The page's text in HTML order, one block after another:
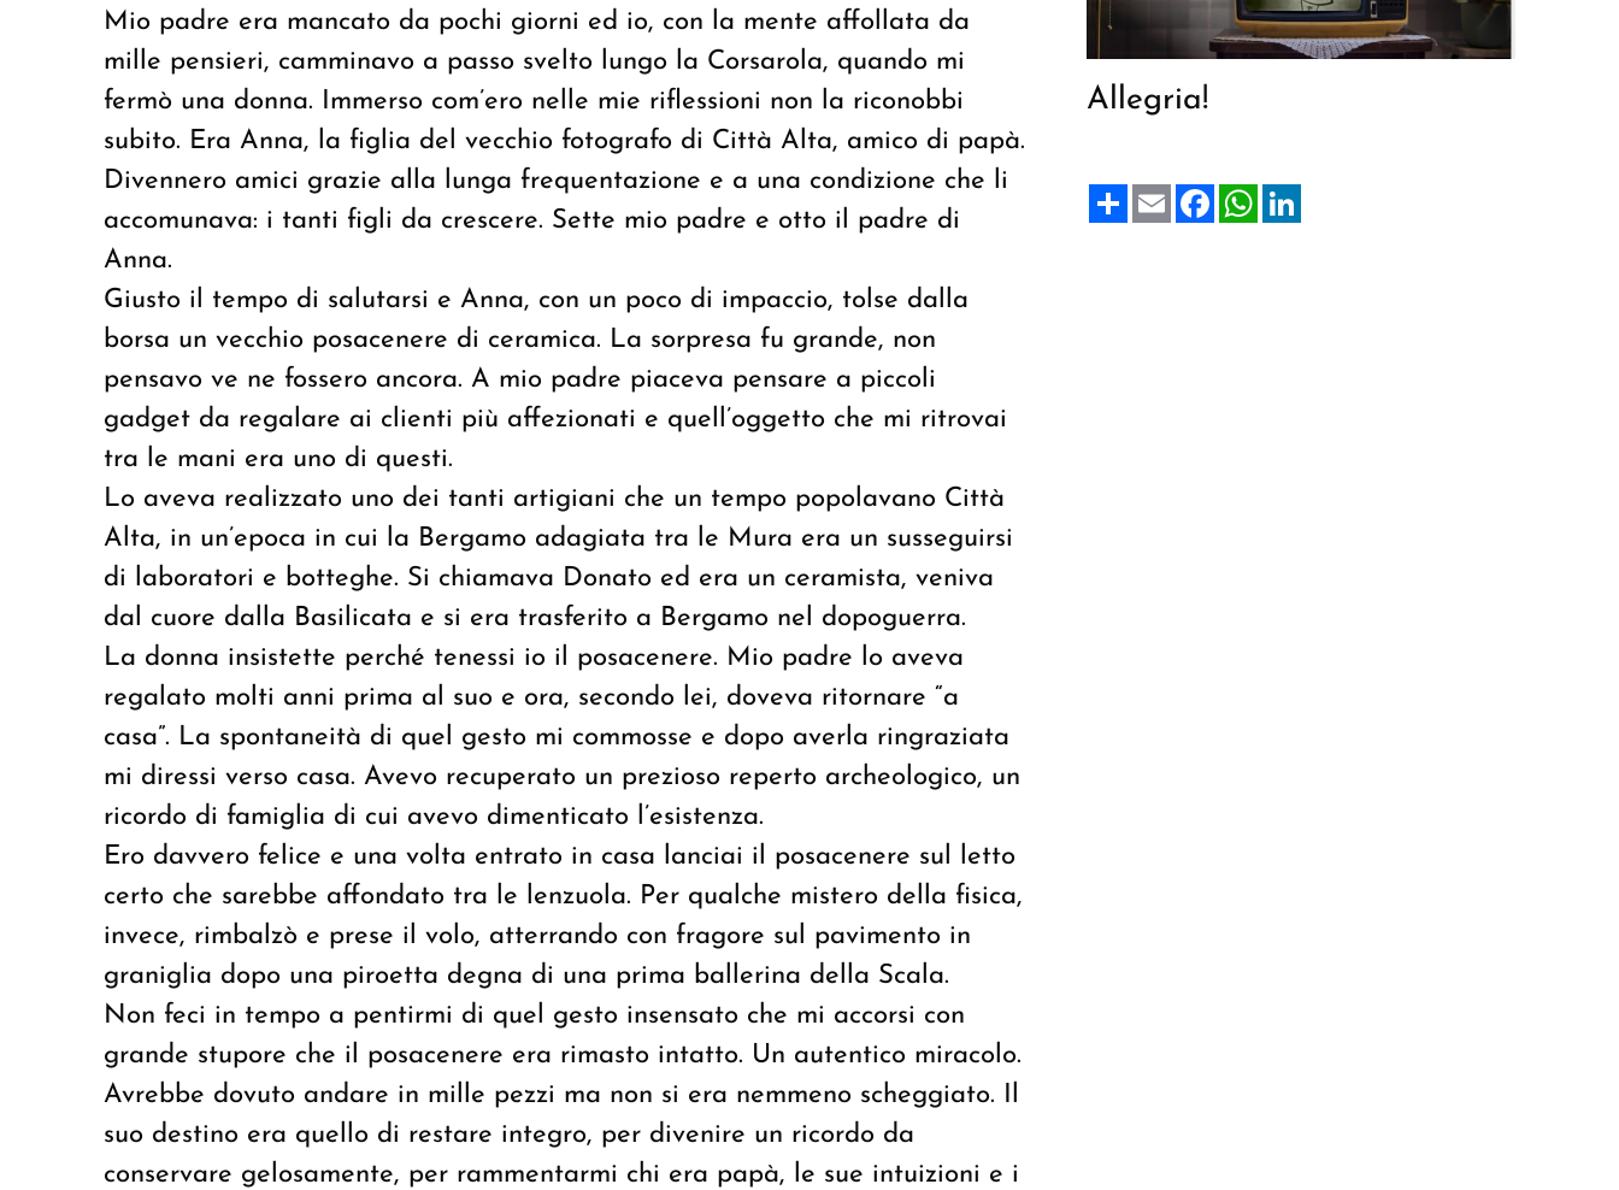
Mio padre era mancato da pochi giorni ed io, con la mente affollata da
mille pensieri, camminavo a passo svelto lungo la Corsarola, quando mi
fermò una donna. Immerso com’ero nelle mie riflessioni non la riconobbi
subito. Era Anna, la figlia del vecchio fotografo di Città Alta, amico di papà.
Divennero amici grazie alla lunga frequentazione e a una condizione che li
accomunava: i tanti figli da crescere. Sette mio padre e otto il padre di
Anna.
Giusto il tempo di salutarsi e Anna, con un poco di impaccio, tolse dalla
borsa un vecchio posacenere di ceramica. La sorpresa fu grande, non
pensavo ve ne fossero ancora. A mio padre piaceva pensare a piccoli
gadget da regalare ai clienti più affezionati e quell’oggetto che mi ritrovai
tra le mani era uno di questi.
Lo aveva realizzato uno dei tanti artigiani che un tempo popolavano Città
Alta, in un’epoca in cui la Bergamo adagiata tra le Mura era un susseguirsi
di laboratori e botteghe. Si chiamava Donato ed era un ceramista, veniva
dal cuore dalla Basilicata e si era trasferito a Bergamo nel dopoguerra.
La donna insistette perché tenessi io il posacenere. Mio padre lo aveva
regalato molti anni prima al suo e ora, secondo lei, doveva ritornare “a
casa”. La spontaneità di quel gesto mi commosse e dopo averla ringraziata
mi diressi verso casa. Avevo recuperato un prezioso reperto archeologico, un
ricordo di famiglia di cui avevo dimenticato l’esistenza.
Ero davvero felice e una volta entrato in casa lanciai il posacenere sul letto
certo che sarebbe affondato tra le lenzuola. Per qualche mistero della fisica,
invece, rimbalzò e prese il volo, atterrando con fragore sul pavimento in
graniglia dopo una piroetta degna di una prima ballerina della Scala.
Non feci in tempo a pentirmi di quel gesto insensato che mi accorsi con
grande stupore che il posacenere era rimasto intatto. Un autentico miracolo.
Avrebbe dovuto andare in mille pezzi ma non si era nemmeno scheggiato. Il
suo destino era quello di restare integro, per divenire un ricordo da
conservare gelosamente, per rammentarmi chi era papà, le sue intuizioni e i
Allegria!
ShareEmailFacebookWhatsApp